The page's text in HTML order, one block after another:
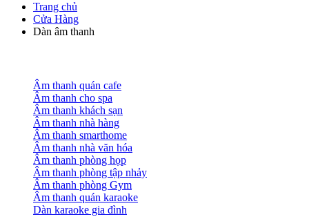
Trang chủ
Cửa Hàng
Dàn âm thanh
Âm thanh quán cafe
Âm thanh cho spa
Âm thanh khách sạn
Âm thanh nhà hàng
Âm thanh smarthome
Âm thanh nhà văn hóa
Âm thanh phòng họp
Âm thanh phòng tập nhảy
Âm thanh phòng Gym
Âm thanh quán karaoke
Dàn karaoke gia đình